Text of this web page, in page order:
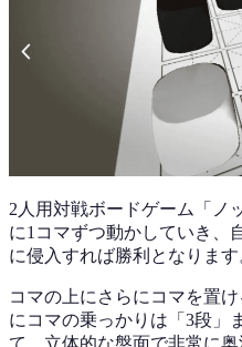
2人用対戦ボードゲーム「ノ
に1コマずつ動かしていき、
に侵入すれば勝利となります
コマの上にさらにコマを置
にコマの乗っかりは「3段」
て、立体的な盤面で非常に